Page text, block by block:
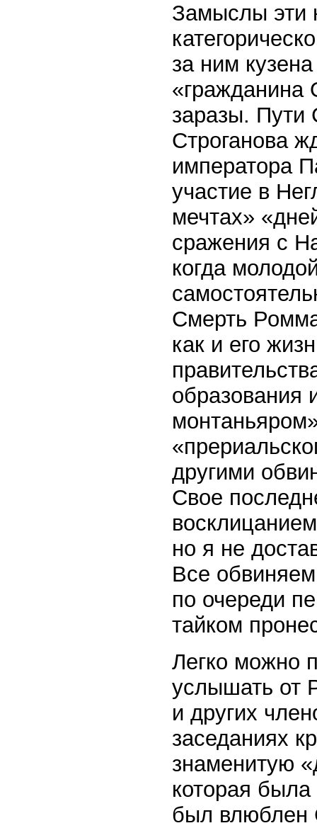
Замыслы эти
за ним
«гражданина
заразы. Пути
Строганова
императора
участие в
мечтах»
сражения с
когда
Смерть
как и его
образования
другими
Свое
но я не
Все
по очереди
тайком
Легко можно
услышать от
и других
заседаниях
знаменитую
которая
был влюблен